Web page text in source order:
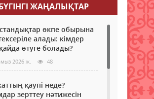
ЖАҢАЛЫҚТАР
өкпе обырына
алады: кімдер
өтуге болады?
2026 ж. 48
қаупі неде?
зерттеу нәтижесін